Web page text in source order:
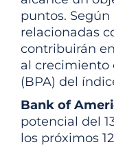
puntos. Según
relacionadas
contribuirán
al crecimiento
(BPA) del
Bank of
potencial del
los próximos